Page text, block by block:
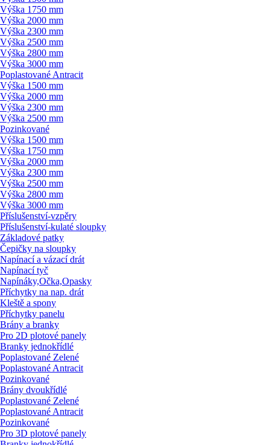
Výška 1750 mm
Výška 2000 mm
Výška 2300 mm
Výška 2500 mm
Výška 2800 mm
Výška 3000 mm
Poplastované Antracit
Výška 1500 mm
Výška 2000 mm
Výška 2300 mm
Výška 2500 mm
Pozinkované
Výška 1500 mm
Výška 1750 mm
Výška 2000 mm
Výška 2300 mm
Výška 2500 mm
Výška 2800 mm
Výška 3000 mm
Příslušenství-vzpěry
Příslušenství-kulaté sloupky
Základové patky
Čepičky na sloupky
Napínací a vázací drát
Napínací tyč
Napínáky,Očka,Opasky
Příchytky na nap. drát
Kleště a spony
Příchytky panelu
Brány a branky
Pro 2D plotové panely
Branky jednokřídlé
Poplastované Zelené
Poplastované Antracit
Pozinkované
Brány dvoukřídlé
Poplastované Zelené
Poplastované Antracit
Pozinkované
Pro 3D plotové panely